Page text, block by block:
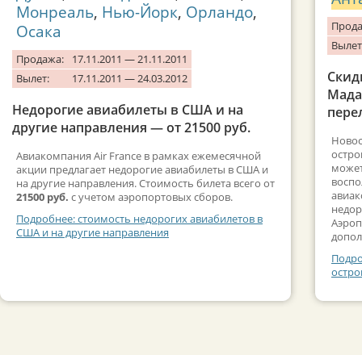
Монреаль, Нью-Йорк, Орландо,
Осака
Продажа:
17.11.2011 — 21.11.2011
Вылет:
17.11.2011 — 24.03.2012
Недорогие авиабилеты в США и на
другие направления — от 21500 руб.
Авиакомпания Air France в рамках ежемесячной
акции предлагает недорогие авиабилеты в США и
на другие направления. Стоимость билета всего от
21500 руб. с учетом аэропортовых сборов.
Подробнее: стоимость недорогих авиабилетов в
США и на другие направления